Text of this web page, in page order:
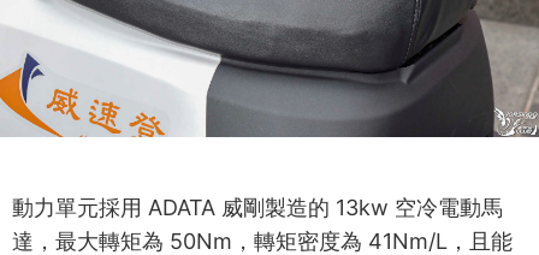
動力單元採用 ADATA 威剛製造的 13kw 空冷電動馬
達，最大轉矩為 50Nm，轉矩密度為 41Nm/L，且能